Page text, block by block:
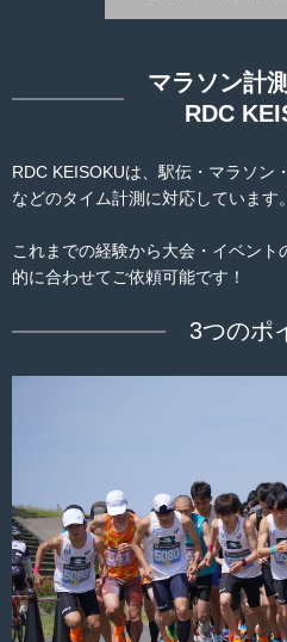
マラソン計
RDC
RDC KEISOKUは、駅伝・マラソン
などのタイム計測に対応しています。
これまでの経験から大会・イベント
的に合わせてご依頼可能です！
3つのポ